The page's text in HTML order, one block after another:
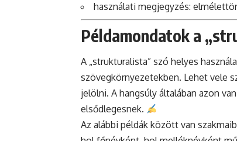
használati megjegyzés:
Példamondatok a
A „strukturalista” szó helyes
szövegkörnyezetekben. Lehet vele
jelölni. A hangsúly általában azon
elsődlegesnek.
Az alábbi példák között van